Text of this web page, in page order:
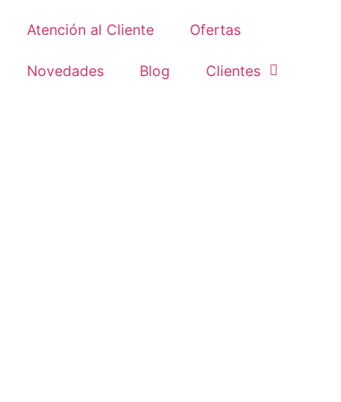
Atención al Cliente Ofertas
Novedades Blog Clientes